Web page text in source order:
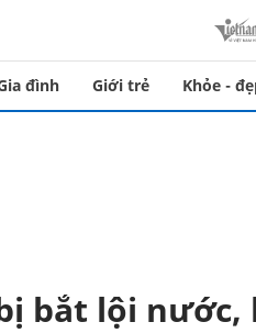
đình Giới trẻ Khỏe -
bắt lội nước,